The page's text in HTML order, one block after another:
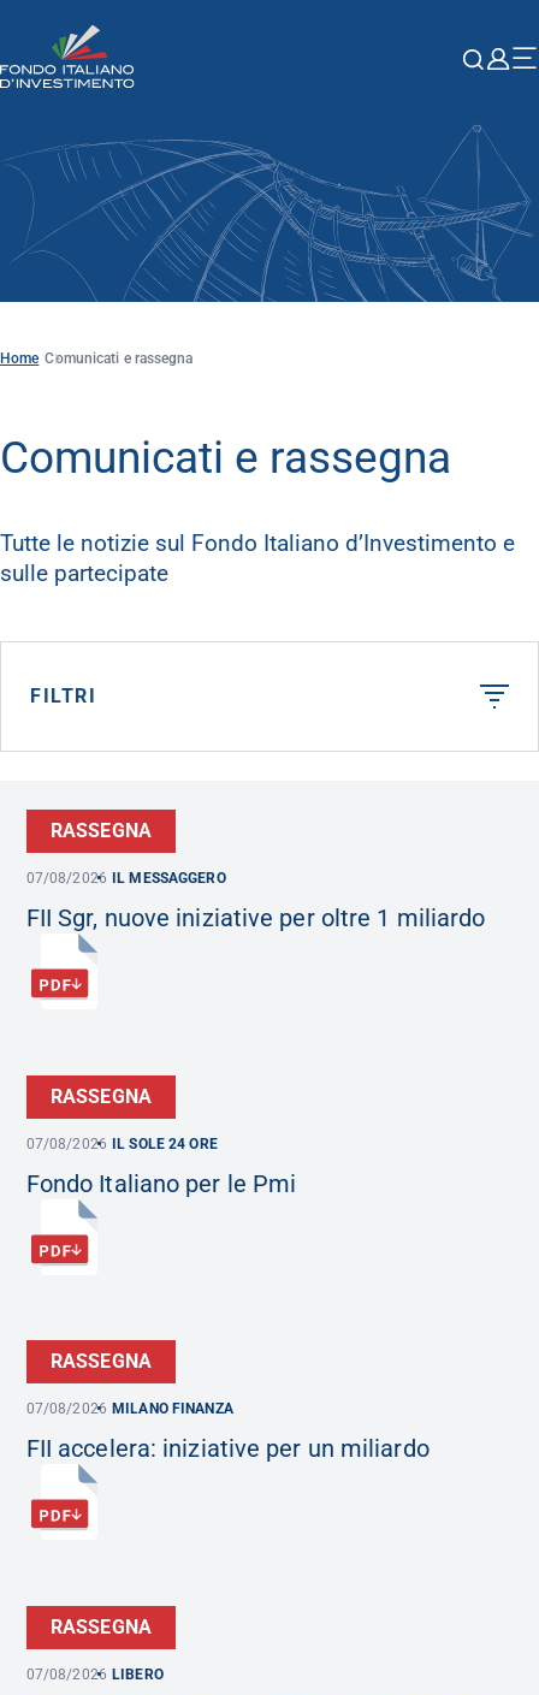
Home Comunicati e rassegna
Comunicati e rassegna
Tutte le notizie sul Fondo Italiano d’Investimento e
sulle partecipate
FILTRI
RASSEGNA
07/08/2026 IL MESSAGGERO
FII Sgr, nuove iniziative per oltre 1 miliardo
RASSEGNA
07/08/2026 IL SOLE 24 ORE
Fondo Italiano per le Pmi
RASSEGNA
07/08/2026 MILANO FINANZA
FII accelera: iniziative per un miliardo
RASSEGNA
07/08/2026 LIBERO